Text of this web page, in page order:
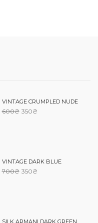
VINTAGE CRUMPLED NUDE
600₴ 350₴
VINTAGE DARK BLUE
700₴ 350₴
SILK ARMANI DARK GREEN